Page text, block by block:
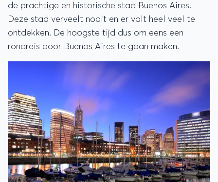
de prachtige en historische stad Buenos Aires.
Deze stad verveelt nooit en er valt heel veel te
ontdekken. De hoogste tijd dus om eens een
rondreis door Buenos Aires te gaan maken.